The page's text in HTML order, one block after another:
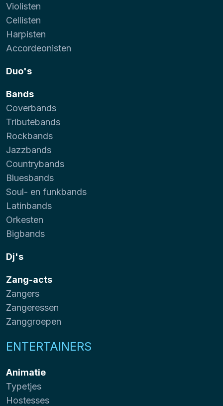
Violisten
Cellisten
Harpisten
Accordeonisten
Duo's
Bands
Coverbands
Tributebands
Rockbands
Jazzbands
Countrybands
Bluesbands
Soul- en funkbands
Latinbands
Orkesten
Bigbands
Dj's
Zang-acts
Zangers
Zangeressen
Zanggroepen
ENTERTAINERS
Animatie
Typetjes
Hostesses